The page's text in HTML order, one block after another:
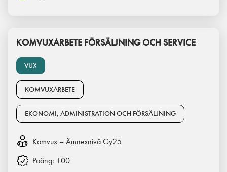
VUX
KOMVUXARBETE FÖRSÄLJNING OCH SERVICE
KOMVUXARBETE
EKONOMI, ADMINISTRATION OCH FÖRSÄLJNING
Komvux – Ämnesnivå Gy25
Poäng: 100